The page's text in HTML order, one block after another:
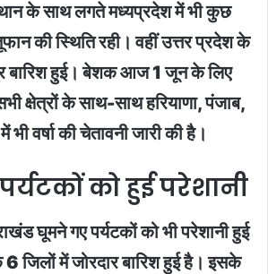
के साथ लगते मध्यप्रदेश में भी कुछ
की स्थिति रही। वहीं उत्तर प्रदेश के
बारिश हुई। बेशक आज 1 जून के लिए
क्षेत्रों के साथ-साथ हरियाणा, पंजाब,
वर्षा की चेतावनी जारी की है।
को हुई परेशानी
घूमने गए पर्यटकों को भी परेशानी हुई
जिलों में जोरदार बारिश हुई है। इसके